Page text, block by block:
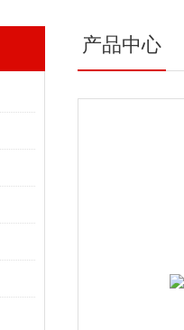
产品中心